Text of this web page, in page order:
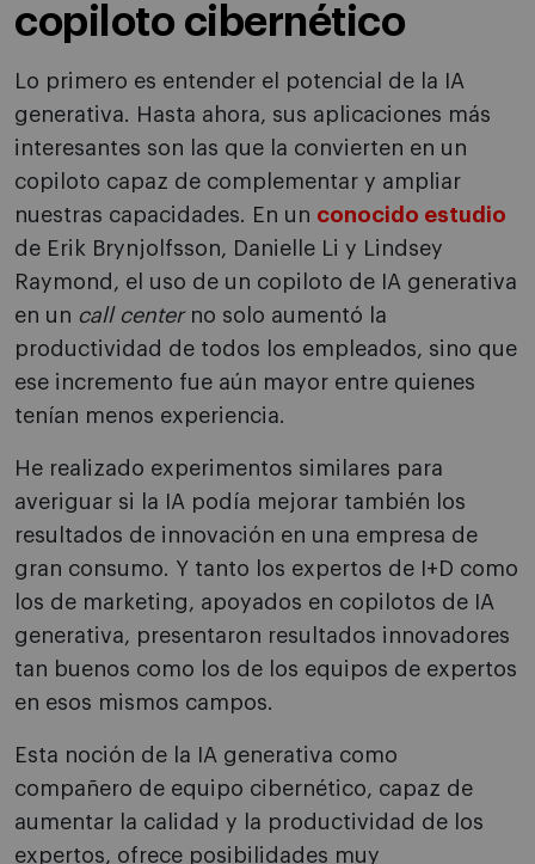
copiloto cibernético
Lo primero es entender el potencial de la IA
generativa. Hasta ahora, sus aplicaciones más
interesantes son las que la convierten en un
copiloto capaz de complementar y ampliar
nuestras capacidades. En un conocido estudio
de Erik Brynjolfsson, Danielle Li y Lindsey
Raymond, el uso de un copiloto de IA generativa
en un call centerno solo aumentó la
productividad de todos los empleados, sino que
ese incremento fue aún mayor entre quienes
tenían menos experiencia.
He realizado experimentos similares para
averiguar si la IA podía mejorar también los
resultados de innovación en una empresa de
gran consumo. Y tanto los expertos de I+D como
los de marketing, apoyados en copilotos de IA
generativa, presentaron resultados innovadores
tan buenos como los de los equipos de expertos
en esos mismos campos.
Esta noción de la IA generativa como
compañero de equipo cibernético, capaz de
aumentar la calidad y la productividad de los
expertos, ofrece posibilidades muy